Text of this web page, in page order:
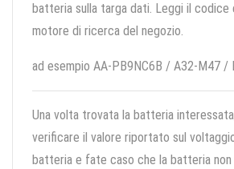
batteria sulla targa dati. Leggi il codice
motore di ricerca del negozio.
ad esempio AA-PB9NC6B / A32-M47 /
Una volta trovata la batteria
verificare il valore riportato sul
batteria e fate caso che la batteria non